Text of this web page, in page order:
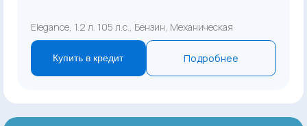
Elegance, 1.2 л. 105 л.с., Бензин, Механическая
Купить в кредит Подробнее